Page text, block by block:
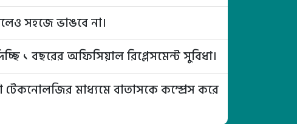
সহজে ভাঙবে না।
১ বছরের অফিসিয়াল রিপ্লেসমেন্ট সুবিধা।
মাধ্যমে বাতাসকে কম্প্রেস করে